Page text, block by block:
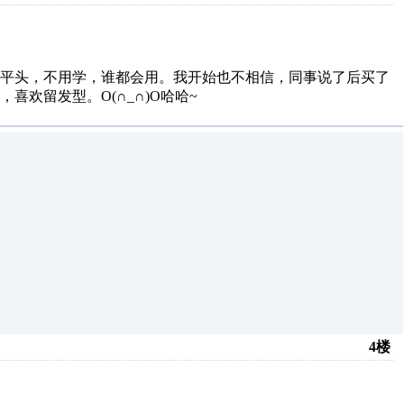
头，不用学，谁都会用。我开始也不相信，同事说了后买了
喜欢留发型。O(∩_∩)O哈哈~
4楼